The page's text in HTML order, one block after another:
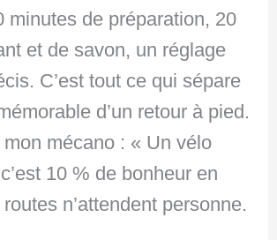
minutes de préparation, 20
et de savon, un réglage
C’est tout ce qui sépare
d’un retour à pied.
mécano : « Un vélo
10 % de bonheur en
n’attendent personne.